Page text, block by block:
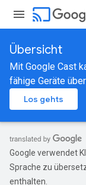
cast
Übersicht
Mit Google Cast
fähige Geräte
Los gehts
Google verwendet
Sprache zu
enthalten.